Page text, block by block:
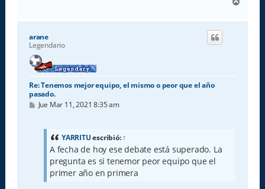
r
arane
Legendario
Re: Tenemos mejor equipo, el mismo o peor que el año
pasado.
M
Jue Mar 11, 2021 8:35 am
YARRITUescribió:↑
A fecha de hoy ese debate está superado. La
pregunta es si tenemor peor equipo que el
primer año en primera